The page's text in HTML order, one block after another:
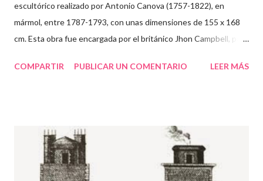
escultórico realizado por Antonio Canova (1757-1822), en
mármol, entre 1787-1793, con unas dimensiones de 155 x 168
cm. Esta obra fue encargada por el británico Jhon Campbell, pero
coleccionista de obras de arte y al que posteriormente
Antigua Grecia . Fue considerado como el mejor escultor
europeo desde Bernini , influyendo en la escultura europea de
su generación. Copia de Eros y Psique del Museo Hermitage,
COMPARTIR PUBLICAR UN COMENTARIO LEER MÁS